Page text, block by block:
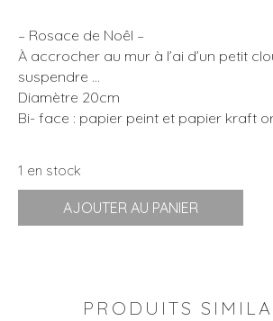
– Rosace de Noêl –
À accrocher au mur à l’ai d’un petit
suspendre …
Diamètre 20cm
Bi- face : papier peint et papier kraft
1 en stock
quantitéAJOUTER AU PANIER
PRODUITS